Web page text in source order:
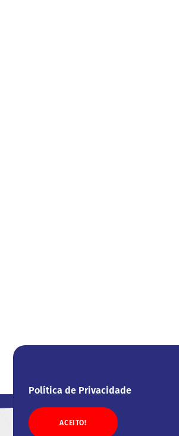
Política de Privacidade
ACEITO!